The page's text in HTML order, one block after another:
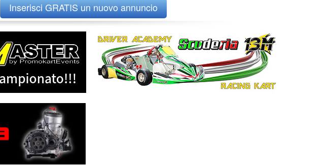
Inserisci GRATIS un nuovo annuncio